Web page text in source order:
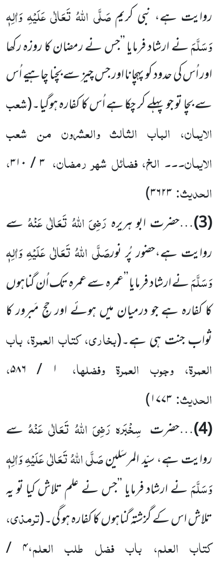
روایت ہے، نبی کریمصَلَّی اللہُ تَعَالٰی عَلَیْہِ وَاٰلِہٖ
وَسَلَّمَنے ارشاد فرمایا ’’جس نے رمضان کا روزہ رکھا
اور اُس کی حدود کو پہچانا اور جس چیز سے بچنا چاہیے اُس
سے بچا تو جو پہلے کر چکا ہے اُس کا کفارہ ہوگیا۔(شعب
الایمان، الباب الثالث والعشرون من شعب
الایمان۔۔۔ الخ، فضائل شہر رمضان، ۳ / ۳۱۰
،
الحدیث:۳۶۲۳)
(3) …حضرت ابو ہریرہرَضِیَ اللہُ تَعَالٰی عَنْہُ سے
روایت ہے،حضور پُر نورصَلَّی اللہُ تَعَالٰی عَلَیْہِ وَاٰلِہٖ
وَسَلَّمَنے ارشاد فرمایا ’’عمرہ سے عمرہ تک اُن گناہوں
کا کفارہ ہے جو درمیان میں ہوئے اور حجِ مَبرور کا
ثواب جنت ہی ہے۔(بخاری، کتاب العمرۃ، باب
العمرۃ، وجوب العمرۃ وفضلہا،
۱ / ۵۸۶
،
الحدیث:۱۷۷۳)
(4) …حضرت سِخْبَرہ رَضِیَ اللہُ تَعَالٰی عَنْہُ سے
روایت ہے، سیّد المرسَلینصَلَّی اللہُ تَعَالٰی عَلَیْہِ وَاٰلِہٖ
وَسَلَّمَنے ارشاد فرمایا ’’جس نے علم تلاش کیا تو یہ
تلاش اس کے گزشتہ گناہوں کا کفارہ ہو گی۔(ترمذی،
کتاب العلم، باب فضل طلب العلم، ۴ /